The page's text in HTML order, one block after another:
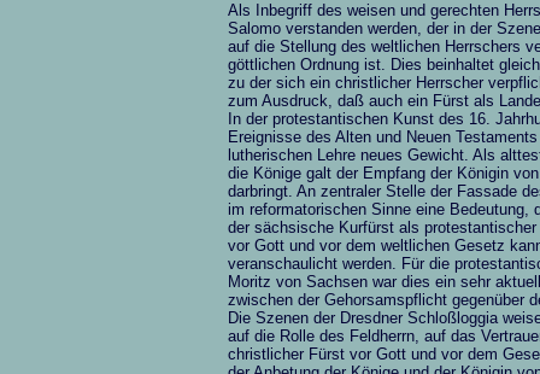
Als Inbegriff des weisen und gerechten
Salomo verstanden werden, der in der
auf die Stellung des weltlichen Herrschers
göttlichen Ordnung ist. Dies beinhaltet
zu der sich ein christlicher Herrscher
zum Ausdruck, daß auch ein Fürst als
In der protestantischen Kunst des 16.
Ereignisse des Alten und Neuen
lutherischen Lehre neues Gewicht. Als
die Könige galt der Empfang der Königin
darbringt. An zentraler Stelle der Fassade
im reformatorischen Sinne eine
der sächsische Kurfürst als
vor Gott und vor dem weltlichen Gesetz
veranschaulicht werden. Für die
Moritz von Sachsen war dies ein sehr
zwischen der Gehorsamspflicht gegenüber
Die Szenen der Dresdner Schloßloggia
auf die Rolle des Feldherrn, auf das
christlicher Fürst vor Gott und vor dem